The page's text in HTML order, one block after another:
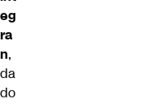
eg
ra
n,
da
do